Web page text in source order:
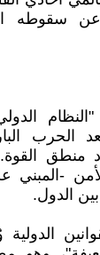
سقوطه
"النظام
الحرب
منطق
-
الدول.